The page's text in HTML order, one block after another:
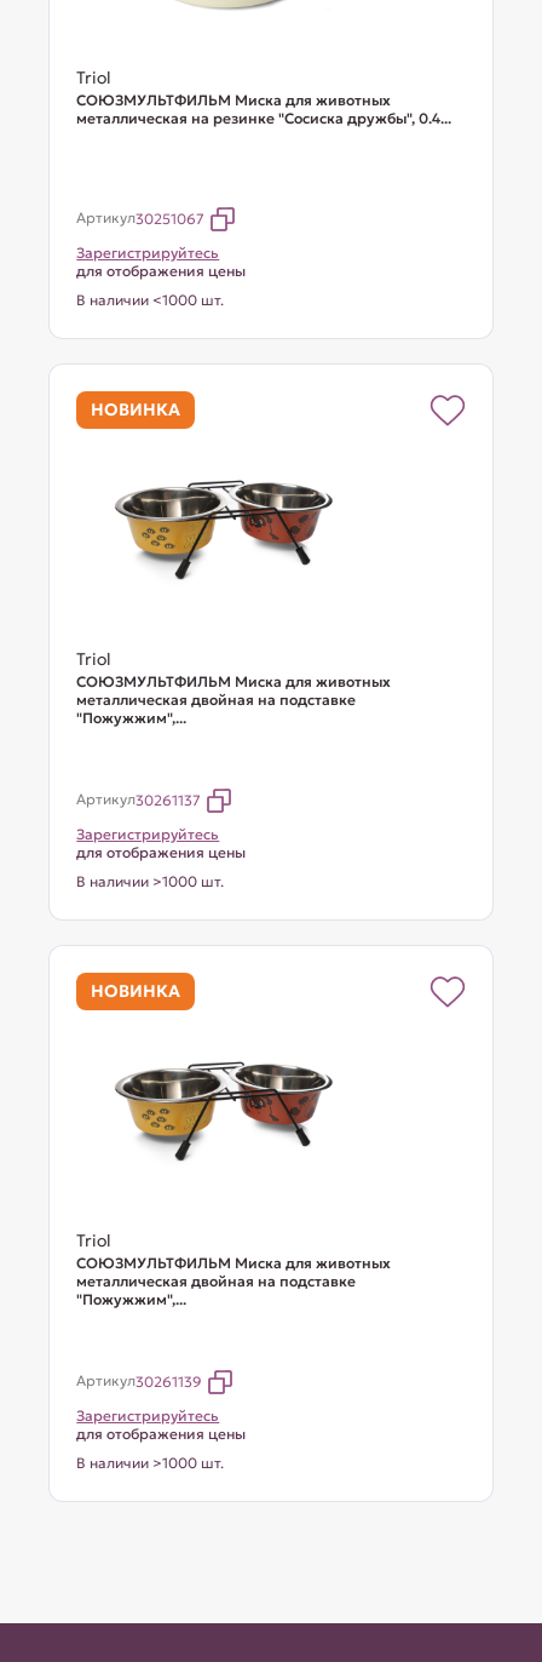
Triol
СОЮЗМУЛЬТФИЛЬМ Миска для животных
металлическая на резинке "Сосиска дружбы", 0.4...
Артикул30251067
Зарегистрируйтесь
для отображения цены
В наличии <1000 шт.
НОВИНКА
Triol
СОЮЗМУЛЬТФИЛЬМ Миска для животных
металлическая двойная на подставке
"Пожужжим",...
Артикул30261137
Зарегистрируйтесь
для отображения цены
В наличии >1000 шт.
НОВИНКА
Triol
СОЮЗМУЛЬТФИЛЬМ Миска для животных
металлическая двойная на подставке
"Пожужжим",...
Артикул30261139
Зарегистрируйтесь
для отображения цены
В наличии >1000 шт.